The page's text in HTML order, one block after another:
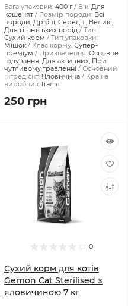
Вага упаковки: 400 г Вік: Для
кошенят
Розмір породи: Всі
породи, Дрібні, Середні, Великі,
Для гігантських порід
Тип:
Сухий корм
Тип упаковки:
Мішок
Клас корму: Супер-
преміум
Призначення: Основне
годування, Для активних, При
чутливому травленні
Основний
інгредієнт: Яловичина
Країна
виробник: Італія
250 грн
0
Сухий корм для котів
Gemon Cat Sterilised з
яловичиною 7 кг